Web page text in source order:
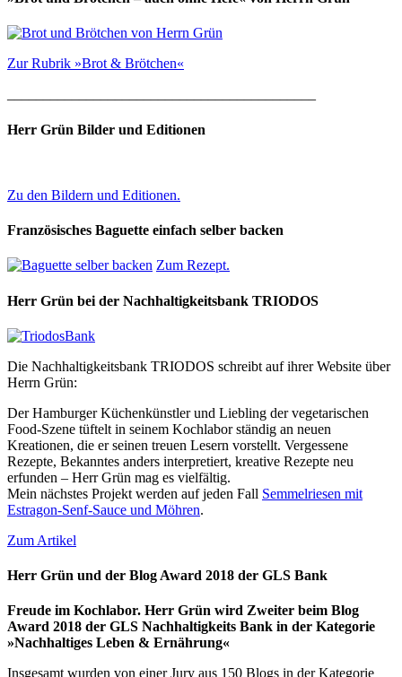
Zur Rubrik »Brot & Brötchen«
Herr Grün Bilder und Editionen
Zu den Bildern und Editionen.
Französisches Baguette einfach selber backen
Zum Rezept.
Herr Grün bei der Nachhaltigkeitsbank TRIODOS
Die Nachhaltigkeitsbank TRIODOS schreibt auf ihrer Website über
Herrn Grün:
Der Hamburger Küchenkünstler und Liebling der vegetarischen
Food-Szene tüftelt in seinem Kochlabor ständig an neuen
Kreationen, die er seinen treuen Lesern vorstellt. Vergessene
Rezepte, Bekanntes anders interpretiert, kreative Rezepte neu
erfunden – Herr Grün mag es vielfältig.
Mein nächstes Projekt werden auf jeden Fall Semmelriesen mit
Estragon-Senf-Sauce und Möhren.
Zum Artikel
Herr Grün und der Blog Award 2018 der GLS Bank
Freude im Kochlabor. Herr Grün wird Zweiter beim Blog
Award 2018 der GLS Nachhaltigkeits Bank in der Kategorie
»Nachhaltiges Leben & Ernährung«
Insgesamt wurden von einer Jury aus 150 Blogs in der Kategorie